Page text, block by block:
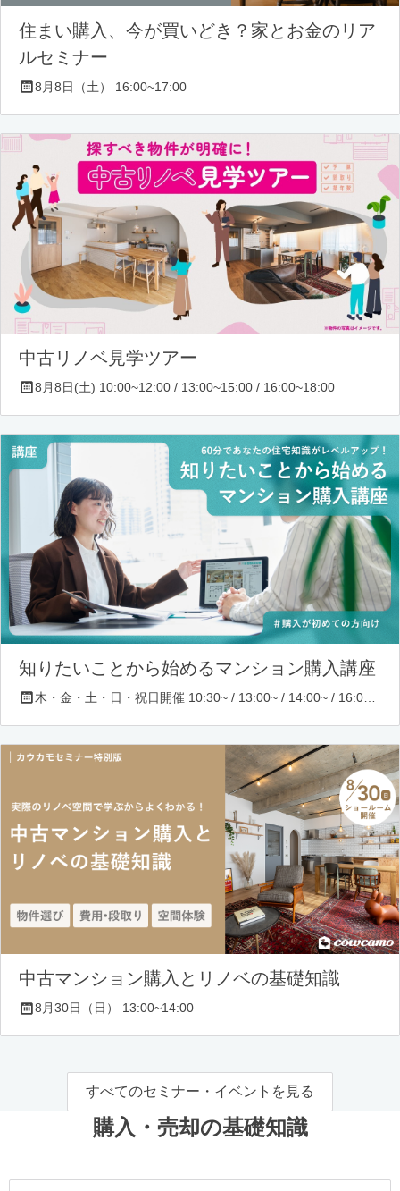
住まい購入、今が買いどき？家とお金のリア
ルセミナー
8月8日（土） 16:00~17:00
中古リノベ見学ツアー
8月8日(土) 10:00~12:00 / 13:00~15:00 / 16:00~18:00
知りたいことから始めるマンション購入講座
中古マンション購入とリノベの基礎知識
8月30日（日） 13:00~14:00
すべてのセミナー・イベントを見る
購入・売却の基礎知識